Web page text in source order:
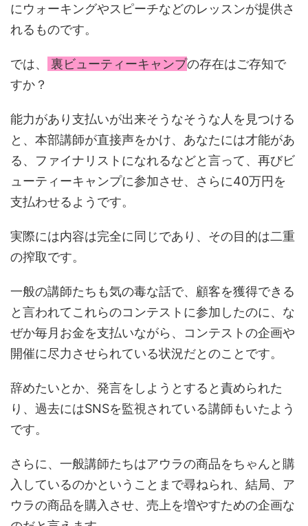
にウォーキングやスピーチなどのレッスンが提供さ
れるものです。
では、 裏ビューティーキャンプの存在はご存知で
すか？
能力があり支払いが出来そうなそうな人を見つける
と、本部講師が直接声をかけ、あなたには才能があ
る、ファイナリストになれるなどと言って、再びビ
ューティーキャンプに参加させ、さらに40万円を
支払わせるようです。
実際には内容は完全に同じであり、その目的は二重
の搾取です。
一般の講師たちも気の毒な話で、顧客を獲得できる
と言われてこれらのコンテストに参加したのに、な
ぜか毎月お金を支払いながら、コンテストの企画や
開催に尽力させられている状況だとのことです。
辞めたいとか、発言をしようとすると責められた
り、過去にはSNSを監視されている講師もいたよう
です。
さらに、一般講師たちはアウラの商品をちゃんと購
入しているのかということまで尋ねられ、結局、ア
ウラの商品を購入させ、売上を増やすための企画な